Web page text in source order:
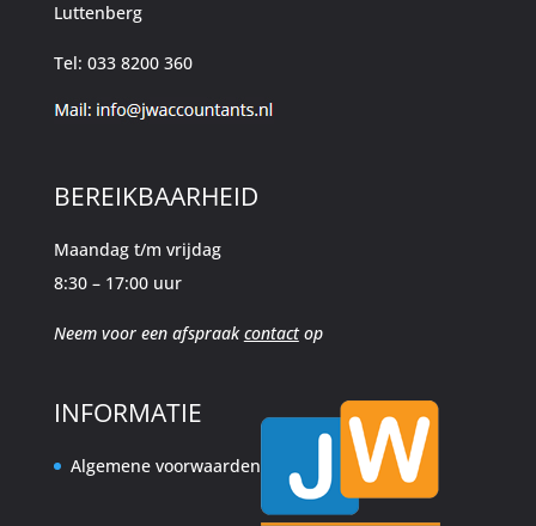
Luttenberg
Tel: 033 8200 360
BEREIKBAARHEID
Maandag t/m vrijdag
8:30 – 17:00 uur
Neem voor een afspraakcontactop
INFORMATIE
Algemene voorwaarden